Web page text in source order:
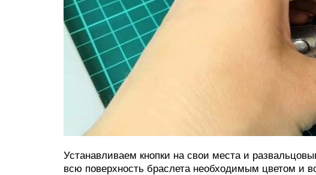
Устанавливаем кнопки на свои места и
всю поверхность браслета необходимым цветом и